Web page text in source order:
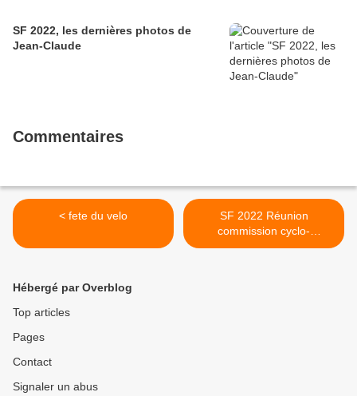
SF 2022, les dernières photos de
Jean-Claude
Commentaires
< fete du velo
SF 2022 Réunion
commission cyclo-
decouverte >
Hébergé par Overblog
Top articles
Pages
Contact
Signaler un abus